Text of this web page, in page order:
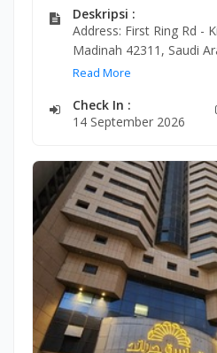
Deskripsi :
Address: First Ring Rd -
Madinah 42311, Saudi
Phone: +966 56 927 5765
Read More
Check In :
14 September 2026